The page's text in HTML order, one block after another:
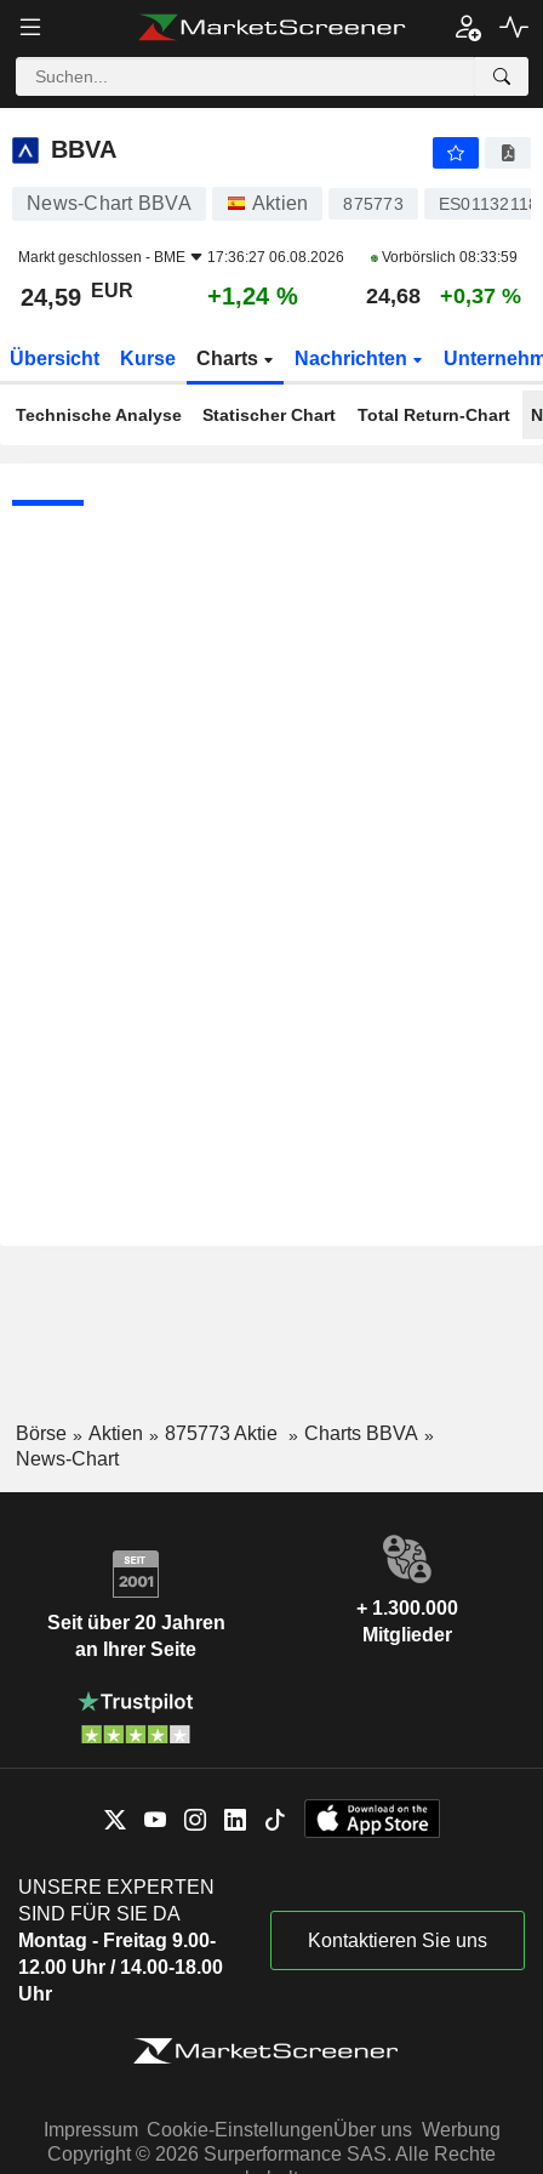
BBVA
BBVA
News-Chart BBVA Aktien 875773
Markt geschlossen - BME 17:36:27 06.08.2026 Vorbörslich 08:33:59
24,59 EUR +1,24 % 24,68 +0,37 %
Übersicht Kurse Charts Nachrichten
Technische Analyse Statischer Chart Total Return-Chart
Börse Aktien 875773 Aktie
Charts BBVA
News-Chart
Seit über 20 Jahren
an Ihrer Seite
+ 1.300.000
Mitglieder
UNSERE EXPERTEN
SIND FÜR SIE DA
Montag - Freitag 9.00-
12.00 Uhr / 14.00-18.00
Uhr
Kontaktieren Sie uns
Impressum Cookie-EinstellungenÜber uns Werbung
Copyright © 2026 Surperformance SAS. Alle Rechte